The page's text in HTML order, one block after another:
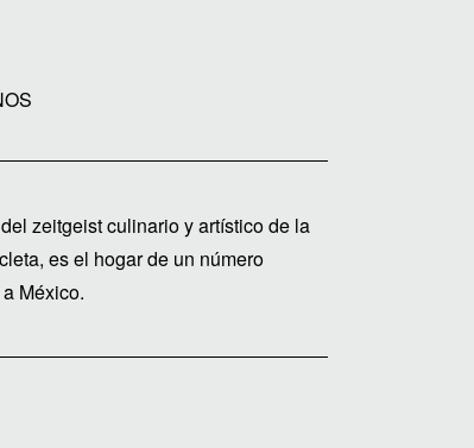
zeitgeist culinario y artístico de la
es el hogar de un número
México.